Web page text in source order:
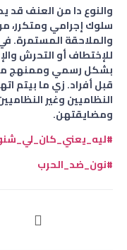
والنوع دا من العنف قد
سلوك إجرامي ومتكرر،
والملاحقة المستمرة.
للإختطاف أو التحرش
بشكل رسمي وممنهج من
قبل أفراد. زي ما بيتم
النظاميين وغير
ومضايقتهن.
#نون_ضد_الحرب